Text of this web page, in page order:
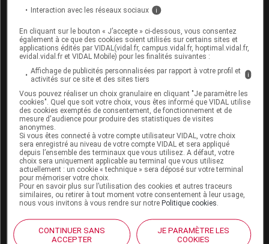
Espace produit
Boutique
VIDAL Expert
VIDAL Hoptimal
eVIDAL
VIDAL Mobile
VIDAL widget
VIDAL Sécurisation
VIDAL e-Services
Espace institutionnel
Qui sommes-nous ?
VIDAL France
Carrières
Charte éthique et
déontologique
Interaction avec les réseaux sociaux i
En cliquant sur le bouton « J’accepte » ci-dessous, vous consentez
également à ce que des cookies soient utilisés sur certains sites et
applications édités par VIDAL(vidal.fr, campus.vidal.fr, hoptimal.vidal.fr,
evidal.vidal.fr et VIDAL Mobile) pour les finalités suivantes :
Affichage de publicités personnalisées par rapport à votre profil et
activités sur ce site et des sites tiers
i
Vous pouvez réaliser un choix granulaire en cliquant "Je paramètre les
cookies". Quel que soit votre choix, vous êtes informé que VIDAL utilise
des cookies exemptés de consentement, de fonctionnement et de
mesure d'audience pour produire des statistiques de visites
anonymes.
Si vous êtes connecté à votre compte utilisateur VIDAL, votre choix
sera enregistré au niveau de votre compte VIDAL et sera appliqué
depuis l’ensemble des terminaux que vous utilisez. A défaut, votre
choix sera uniquement applicable au terminal que vous utilisez
actuellement : un cookie « technique » sera déposé sur votre terminal
pour mémoriser votre choix.
Pour en savoir plus sur l’utilisation des cookies et autres traceurs
similaires, ou retirer à tout moment votre consentement à leur usage,
nous vous invitons à vous rendre sur notrePolitique cookies
CONTINUER SANS
ACCEPTER
JE PARAMÈTRE LES
COOKIES